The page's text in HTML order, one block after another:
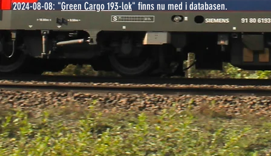
2024-08-08: "Green Cargo 193-lok" finns nu med i databasen.